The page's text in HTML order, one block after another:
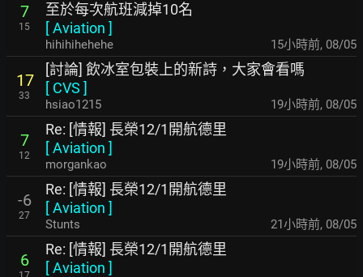
7
15
至於每次航班減掉10名
[Aviation ]
hihihihehehe 15小時前, 08/05
17
33
[討論] 飲冰室包裝上的新詩，大家會看嗎
[ CVS ]
hsiao1215 19小時前, 08/05
7
12
Re: [情報] 長榮12/1開航德里
[Aviation ]
morgankao 19小時前, 08/05
-6
27
Re: [情報] 長榮12/1開航德里
[Aviation ]
Stunts 21小時前, 08/05
6
Re: [情報] 長榮12/1開航德里
[Aviation ]